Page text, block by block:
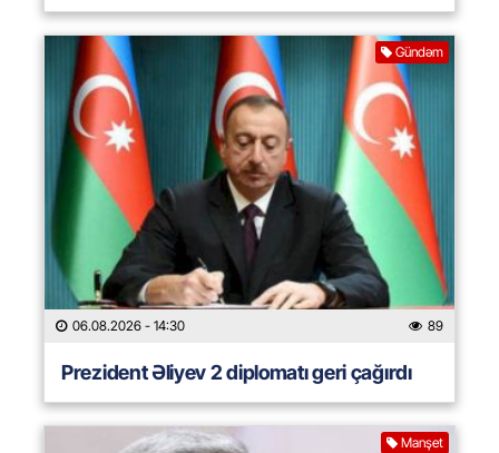
Gündəm
06.08.2026 - 14:30 89
Prezident Əliyev 2 diplomatı geri çağırdı
Manşet